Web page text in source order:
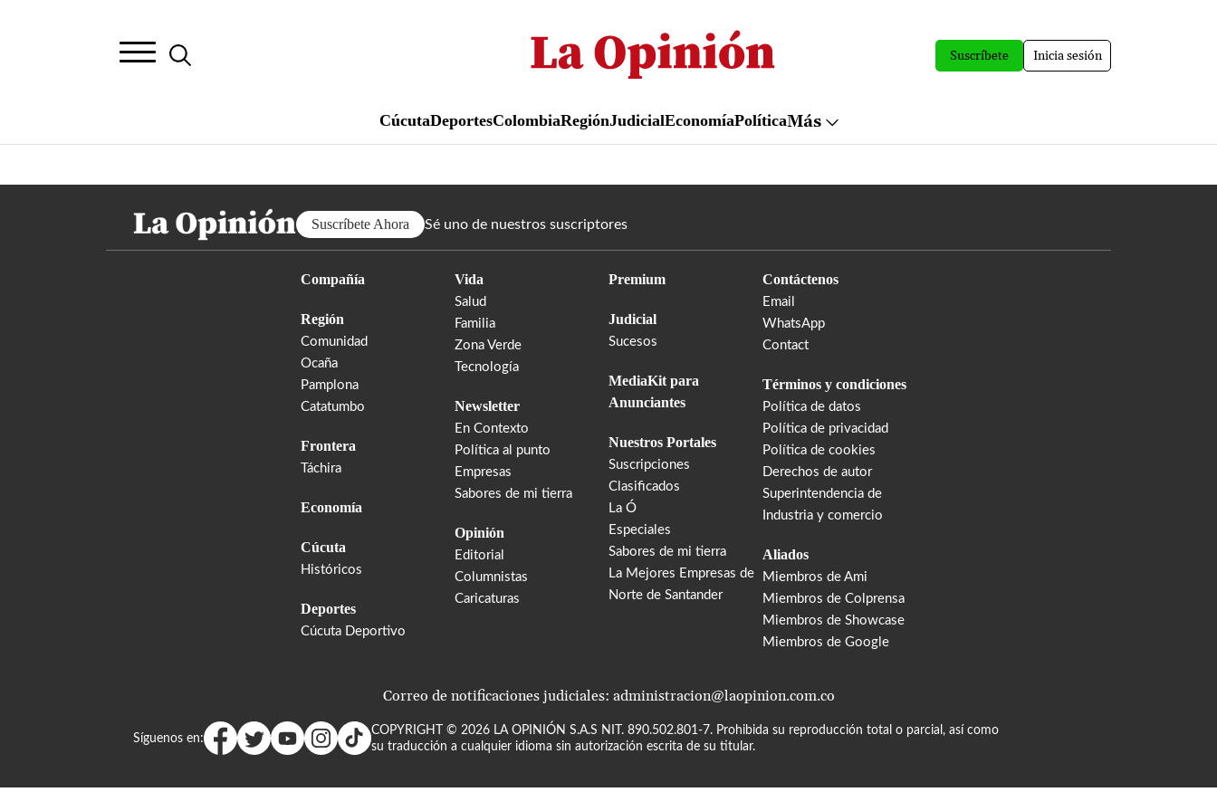
al
contenido
Suscríbete Inicia sesión
CúcutaDeportesColombiaRegiónJudicialEconomíaPolíticaMás
Suscríbete Ahora Sé uno de nuestros suscriptores
Compañía
Región
Comunidad
Ocaña
Pamplona
Catatumbo
Frontera
Táchira
Economía
Cúcuta
Históricos
Deportes
Cúcuta Deportivo
Vida
Salud
Familia
Zona Verde
Tecnología
Newsletter
En Contexto
Política al punto
Empresas
Sabores de mi tierra
Opinión
Editorial
Columnistas
Caricaturas
Premium
Judicial
Sucesos
MediaKit para
Anunciantes
Nuestros Portales
Suscripciones
Clasificados
La Ó
Especiales
Sabores de mi tierra
La Mejores Empresas de
Norte de Santander
Contáctenos
Email
WhatsApp
Contact
Términos y condiciones
Política de datos
Política de privacidad
Política de cookies
Derechos de autor
Superintendencia de
Industria y comercio
Aliados
Miembros de Ami
Miembros de Colprensa
Miembros de Showcase
Miembros de Google
Correo de notificaciones judiciales: administracion@laopinion.com.co
Síguenos en:
COPYRIGHT © 2026 LA OPINIÓN S.A.S NIT. 890.502.801-7. Prohibida su reproducción total o parcial, así como
su traducción a cualquier idioma sin autorización escrita de su titular.